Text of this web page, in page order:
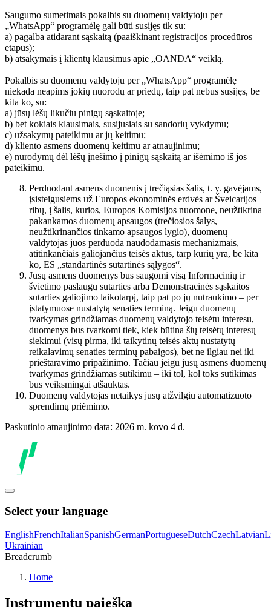
Saugumo sumetimais pokalbis su duomenų valdytoju per
„WhatsApp“ programėlę gali būti susijęs tik su:
a) pagalba atidarant sąskaitą (paaiškinant registracijos procedūros
etapus);
b) atsakymais į klientų klausimus apie „OANDA“ veiklą.
Pokalbis su duomenų valdytoju per „WhatsApp“ programėlę
niekada neapims jokių nuorodų ar priedų, taip pat nebus susijęs, be
kita ko, su:
a) jūsų lėšų likučiu pinigų sąskaitoje;
b) bet kokiais klausimais, susijusiais su sandorių vykdymu;
c) užsakymų pateikimu ar jų keitimu;
d) kliento asmens duomenų keitimu ar atnaujinimu;
e) nurodymų dėl lėšų įnešimo į pinigų sąskaitą ar išėmimo iš jos
pateikimu.
Perduodant asmens duomenis į trečiąsias šalis, t. y. gavėjams,
įsisteigusiems už Europos ekonominės erdvės ar Šveicarijos
ribų, į šalis, kurios, Europos Komisijos nuomone, neužtikrina
pakankamos duomenų apsaugos (trečiosios šalys,
neužtikrinančios tinkamo apsaugos lygio), duomenų
valdytojas juos perduoda naudodamasis mechanizmais,
atitinkančiais galiojančius teisės aktus, tarp kurių yra, be kita
ko, ES „standartinės sutartinės sąlygos“.
Jūsų asmens duomenys bus saugomi visą Informacinių ir
švietimo paslaugų sutarties arba Demonstracinės sąskaitos
sutarties galiojimo laikotarpį, taip pat po jų nutraukimo – per
įstatymuose nustatytą senaties terminą. Jeigu duomenų
tvarkymas grindžiamas duomenų valdytojo teisėtu interesu,
duomenys bus tvarkomi tiek, kiek būtina šių teisėtų interesų
siekimui (visų pirma, iki taikytinų teisės aktų nustatytų
reikalavimų senaties terminų pabaigos), bet ne ilgiau nei iki
prieštaravimo pripažinimo. Tačiau jeigu jūsų asmens duomenų
tvarkymas grindžiamas sutikimu – iki tol, kol toks sutikimas
bus veiksmingai atšauktas.
Duomenų valdytojas netaikys jūsų atžvilgiu automatizuoto
sprendimų priėmimo.
Paskutinio atnaujinimo data: 2026 m. kovo 4 d.
Select your language
EnglishFrenchItalianSpanishGermanPortugueseDutchCzechLatvian
Ukrainian
Breadcrumb
Home
Instrumentų paieška